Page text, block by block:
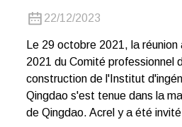
22/12/2023
Le 29 octobre 2021, la réunion
2021 du Comité professionnel
construction de l'Institut
Qingdao s'est tenue dans la
de Qingdao. Acrel y a été